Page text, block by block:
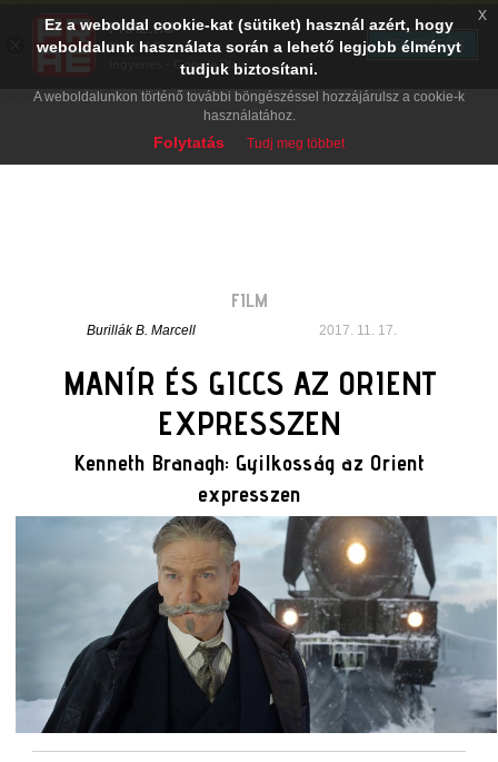
FILM
Burillák B. Marcell 2017. 11. 17.
MANÍR ÉS GICCS AZ ORIENT
EXPRESSZEN
Kenneth Branagh: Gyilkosság az Orient
expresszen
Ez a weboldal cookie-kat (sütiket) használ azért, hogy
weboldalunk használata során a lehető legjobb élményt
tudjuk biztosítani.
A weboldalunkon történő további böngészéssel hozzájárulsz a cookie-k
használatához.
Folytatás Tudj meg többet
x
PRAE.HU
Digital Evolution
Ingyenes - Google Play
TELEPÍTÉS